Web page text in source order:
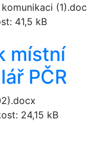
(1).doc
41,5 kB
místní
PČR
24,15 kB